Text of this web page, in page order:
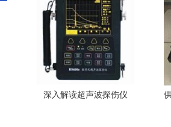
深入解读超声波探伤仪